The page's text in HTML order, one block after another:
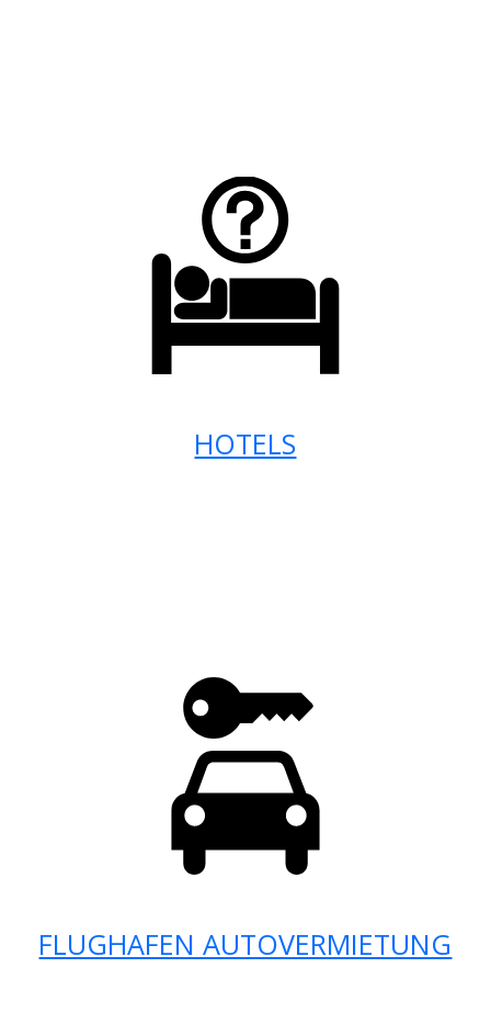
HOTELS
FLUGHAFEN AUTOVERMIETUNG